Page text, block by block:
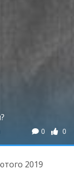
0 0
2019